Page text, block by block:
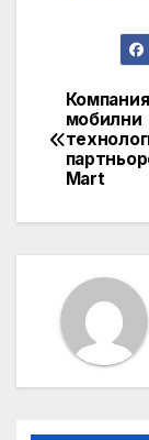
Post
мобилни
Mart